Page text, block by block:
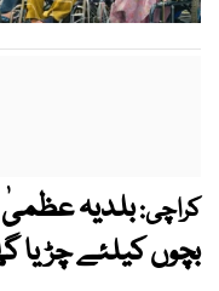
کراچی:بلدیہ
بچوں کیلئے چڑیا